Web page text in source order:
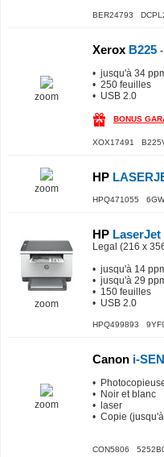
BER24793
zoom
Xerox B225 -
• jusqu'à 34
• 250 feuilles
• USB 2.0
BONUS
XOX17491
zoom
HP
HPQ471055
zoom
HP LaserJet
Legal (216 x
• jusqu'à 14
• jusqu'à 29
• 150 feuilles
• USB 2.0
HPQ499893
zoom
Canon i-
•
• Noir et blanc
• laser
• Copie
CON5806